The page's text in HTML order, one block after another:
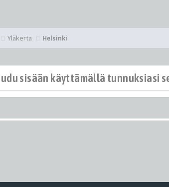
Yläkerta Helsinki
sisään käyttämällä tunnuksiasi